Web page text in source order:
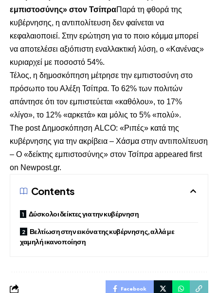
εμπιστοσύνης» στον ΤσίπραΠαρά τη φθορά της
κυβέρνησης, η αντιπολίτευση δεν φαίνεται να
κεφαλαιοποιεί. Στην ερώτηση για το ποιο κόμμα μπορεί
να αποτελέσει αξιόπιστη εναλλακτική λύση, ο «Κανένας»
κυριαρχεί με ποσοστό 54%.
Τέλος, η δημοσκόπηση μέτρησε την εμπιστοσύνη στο
πρόσωπο του Αλέξη Τσίπρα. Το 62% των πολιτών
απάντησε ότι τον εμπιστεύεται «καθόλου», το 17%
«λίγο», το 12% «αρκετά» και μόλις το 5% «πολύ».
The postΔημοσκόπηση ALCO: «Ριπές» κατά της
κυβέρνησης για την ακρίβεια – Χάσμα στην αντιπολίτευση
– Ο «δείκτης εμπιστοσύνης» στον Τσίπρα appeared first
on Newpost.gr.
Contents
Δύσκολοι δείκτες για την κυβέρνηση
Βελτίωση στην εικόνα της κυβέρνησης, αλλά με
χαμηλή ικανοποίηση
Facebook